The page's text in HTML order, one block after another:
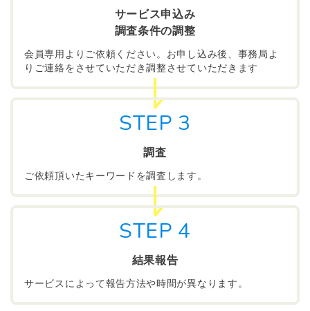
サービス申込み
調査条件の調整
会員専用よりご依頼ください。お申し込み後、事務局よ
りご連絡をさせていただき調整させていただきます
STEP 3
調査
ご依頼頂いたキーワードを調査します。
STEP 4
結果報告
サービスによって報告方法や時間が異なります。